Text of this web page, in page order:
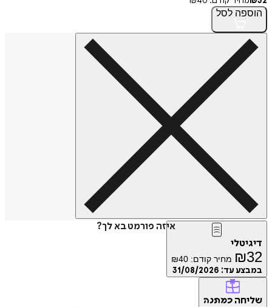
הוספה לסל
איזה פורמט בא לך?
דיגיטלי
₪32 מחיר קודם: ₪40
במבצע עד: 31/08/2026
שליחה כמתנה